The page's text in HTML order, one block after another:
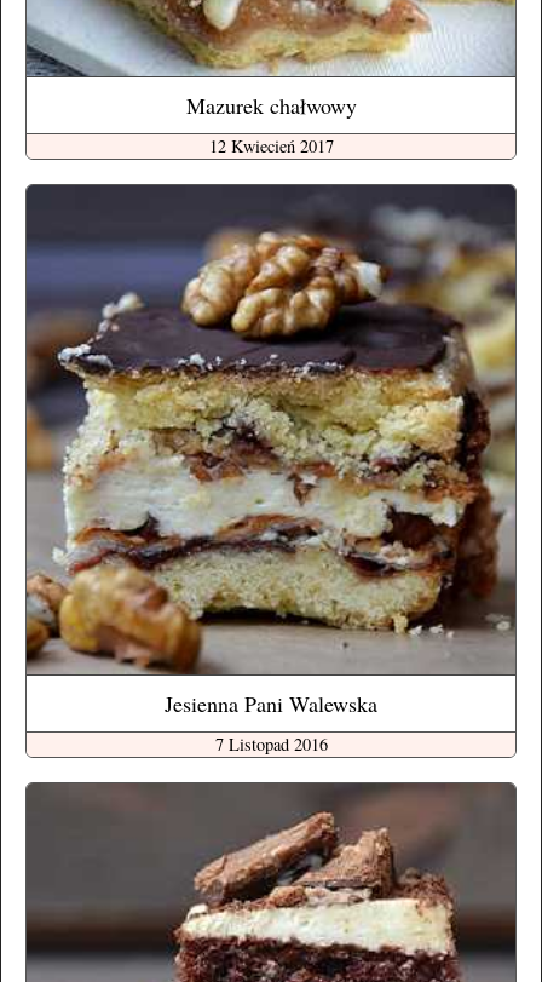
Mazurek chałwowy
12 Kwiecień 2017
Jesienna Pani Walewska
7 Listopad 2016